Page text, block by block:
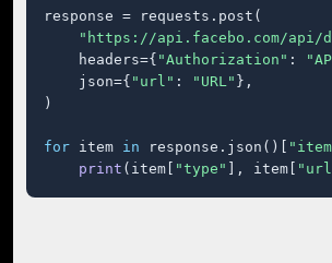
response = requests.post(
"https://api.facebo.com/api/
    headers={
"Authorization" :
    json={
"url" : "URL" },
)
for item in response.json()[
print (item[ "type" ], item[